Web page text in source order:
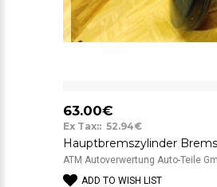
63.00€
Ex Tax:: 52.94€
ATM Autoverwertung Auto-Teile
ADD TO WISH LIST